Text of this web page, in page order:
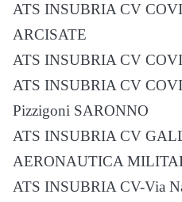
ATS INSUBRIA CV
ARCISATE
ATS INSUBRIA CV
ATS INSUBRIA CV
Pizzigoni SARONNO
ATS INSUBRIA CV
AERONAUTICA
ATS INSUBRIA CV-Via